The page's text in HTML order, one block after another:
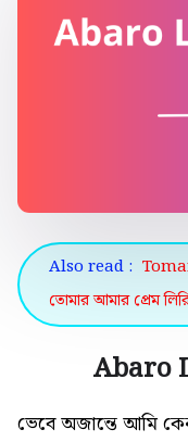
Also read :
তোমার আমার প্রেম
Abaro
ভেবে অজান্তে আমি